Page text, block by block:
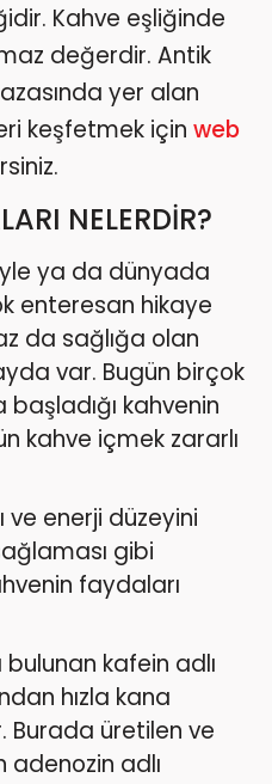
Kahve eşliğinde
değerdir. Antik
yer alan
keşfetmek için web
NELERDİR?
ya da dünyada
enteresan hikaye
da sağlığa olan
var. Bugün birçok
başladığı kahvenin
kahve içmek zararlı
ve enerji düzeyini
gibi
faydaları
kafein adlı
hızla kana
Burada üretilen ve
adenozin adlı